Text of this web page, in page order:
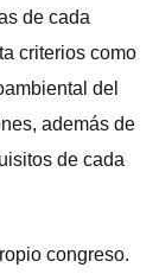
de cada
criterios como
del
además de
de cada
congreso.